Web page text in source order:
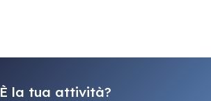
È la tua attività?